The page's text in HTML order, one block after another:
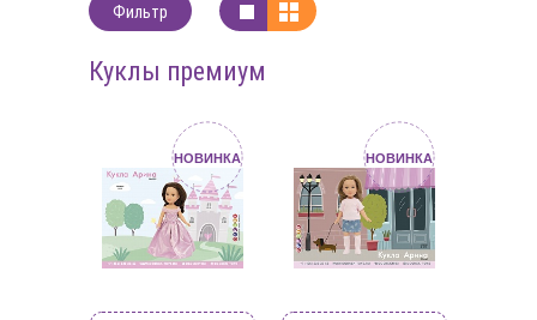
Фильтр
Куклы премиум
НОВИНКА НОВИНКА